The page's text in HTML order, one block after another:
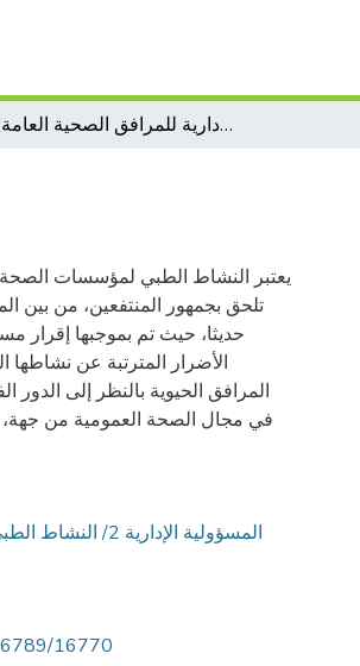
المسؤولية الإدارية للمرافق الصحية العامة
يعتبر النشاط الطبي لمؤسسات الصحة
تلحق بجمهور المنتفعين، من بين
حديثا، حيث تم بموجبها
الأضرار المترتبة عن
المرافق الحيوية بالنظر إلى الدور
في مجال الصحة العمومية من جهة،
16770